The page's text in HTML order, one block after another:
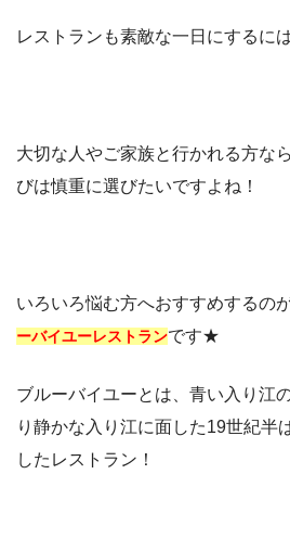
レストランも素敵な一日にするに
大切な人やご家族と行かれる方な
びは慎重に選びたいですよね！
いろいろ悩む方へおすすめするの
ーバイユーレストランです★
ブルーバイユーとは、青い入り江
り静かな入り江に面した19世紀半
したレストラン！